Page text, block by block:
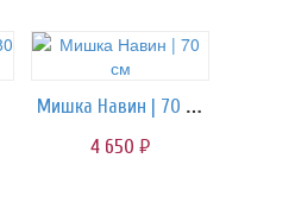
Мишка Навин | 70 см
4 650 руб.